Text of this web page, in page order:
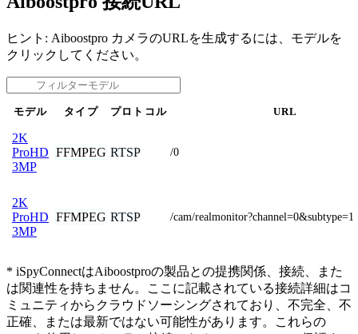
ヒント: Aiboostpro カメラのURLを生成するには、モデルを
クリックしてください。
モデル タイプ プロトコル URL
2K
ProHD
3MP
FFMPEG RTSP /0
2K
ProHD
3MP
FFMPEG RTSP /cam/realmonitor?channel=0&subtype=1
* iSpyConnectはAiboostproの製品との提携関係、接続、また
は関連性を持ちません。ここに記載されている接続詳細はコ
ミュニティからクラウドソーシングされており、不完全、不
正確、または最新ではない可能性があります。これらの